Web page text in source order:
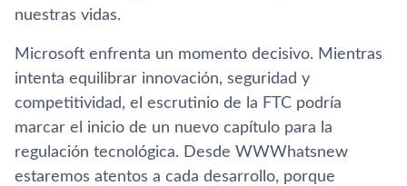
nuestras vidas.
Microsoft enfrenta un momento decisivo. Mientras
intenta equilibrar innovación, seguridad y
competitividad, el escrutinio de la FTC podría
marcar el inicio de un nuevo capítulo para la
regulación tecnológica. Desde WWWhatsnew
estaremos atentos a cada desarrollo, porque